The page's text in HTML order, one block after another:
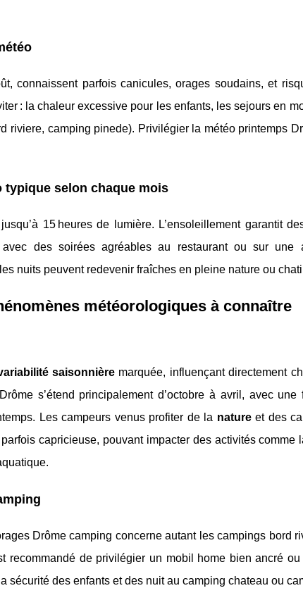
connaissent parfois canicules, orages soudains, et
: la chaleur excessive pour les enfants, les sejours en
riviere, camping pinede). Privilégier la météo printemps
typique selon chaque mois
15 heures de lumière. L’ensoleillement garantit
des soirées agréables au restaurant ou sur une
nuits peuvent redevenir fraîches en pleine nature ou
météorologiques à connaître
saisonnière marquée, influençant directement
s’étend principalement d’octobre à avril, avec une
Les campeurs venus profiter de la natureet des
capricieuse, pouvant impacter des activités comme
Drôme camping concerne autant les campings bord
recommandé de privilégier un mobil home bien ancré
sécurité des enfants et des nuit au camping chateau ou